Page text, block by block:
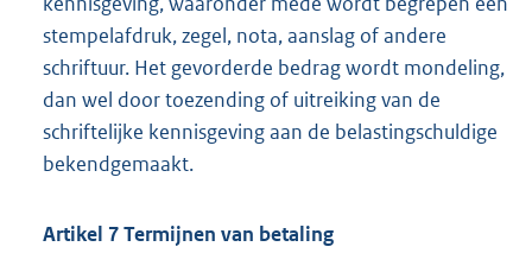
stempelafdruk, zegel, nota, aanslag of andere
schriftuur. Het gevorderde bedrag wordt mondeling,
dan wel door toezending of uitreiking van de
schriftelijke kennisgeving aan de belastingschuldige
bekendgemaakt.
Artikel 7Termijnen van betaling